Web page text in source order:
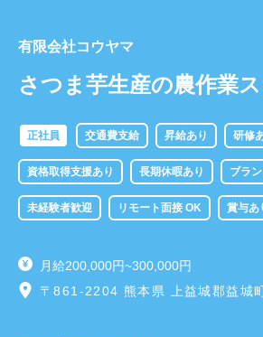
有限会社コウヤマ
さつま芋生産の農作業
正社員 交通費支給 昇給あり 研修
資格取得支援あり 長期休暇あり ブラ
未経験者歓迎 リモート面接 OK 賞与あ
月給200,000円~300,000円
〒861-2204 熊本県 上益城郡益城